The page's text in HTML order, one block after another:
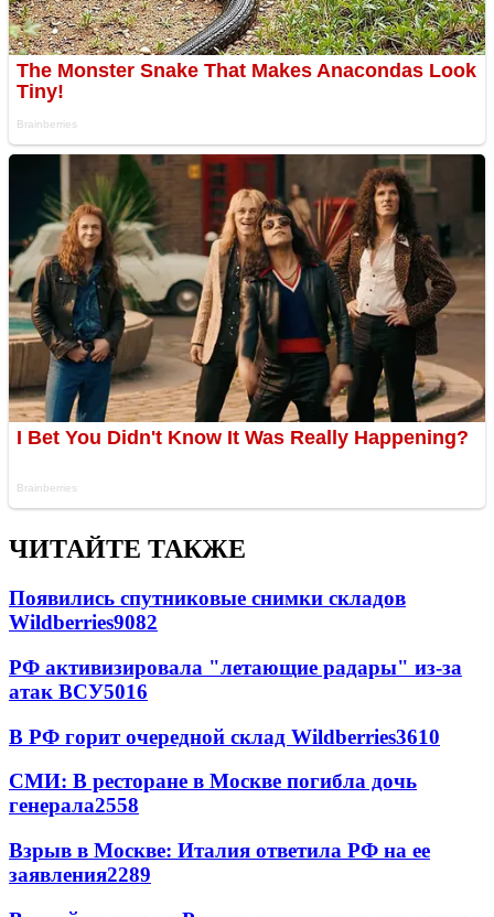
ЧИТАЙТЕ ТАКЖЕ
Появились спутниковые снимки складов
Wildberries9082
РФ активизировала "летающие радары" из-за
атак ВСУ5016
В РФ горит очередной склад Wildberries3610
СМИ: В ресторане в Москве погибла дочь
генерала2558
Взрыв в Москве: Италия ответила РФ на ее
заявления2289